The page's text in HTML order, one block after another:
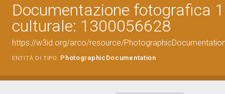
Documentazione fotografica
culturale: 1300056628
https://w3id.org/arco/resource/
ENTITÀ DI TIPO: PhotographicDocumentation